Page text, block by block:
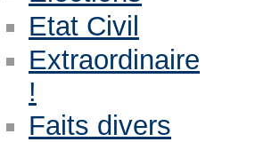
Etat Civil
Extraordinaire
!
Faits divers